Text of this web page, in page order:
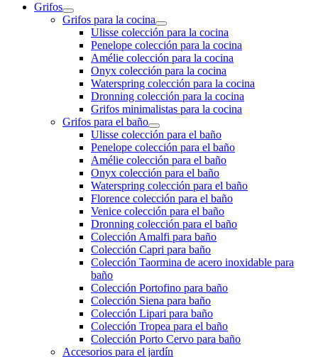
Grifos
Grifos para la cocina
Ulisse colección para la cocina
Penelope colección para la cocina
Amélie colección para la cocina
Onyx colección para la cocina
Waterspring colección para la cocina
Dronning colección para la cocina
Grifos minimalistas para la cocina
Grifos para el baño
Ulisse colección para el baño
Penelope colección para el baño
Amélie colección para el baño
Onyx colección para el baño
Waterspring colección para el baño
Florence colección para el baño
Venice colección para el baño
Dronning colección para el baño
Colección Amalfi para baño
Colección Capri para baño
Colección Taormina de acero inoxidable para
baño
Colección Portofino para baño
Colección Siena para baño
Colección Lipari para baño
Colección Tropea para el baño
Colección Porto Cervo para baño
Accesorios para el jardín